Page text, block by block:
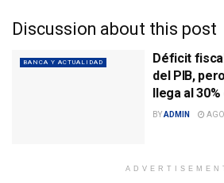
Discussion about this post
BANCA Y ACTUALIDAD
Déficit
del PIB,
llega al
BYADMIN